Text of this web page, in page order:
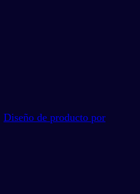
Diseño de producto por